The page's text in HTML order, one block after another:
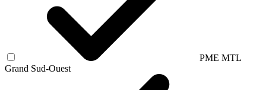
PME MTL
Grand Sud-Ouest